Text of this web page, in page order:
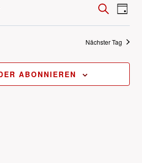
UND
SUCHE
TAG
Nächster Tag
ABONNIEREN